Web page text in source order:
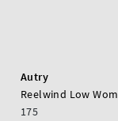
Autry
Reelwind Low Wom
175